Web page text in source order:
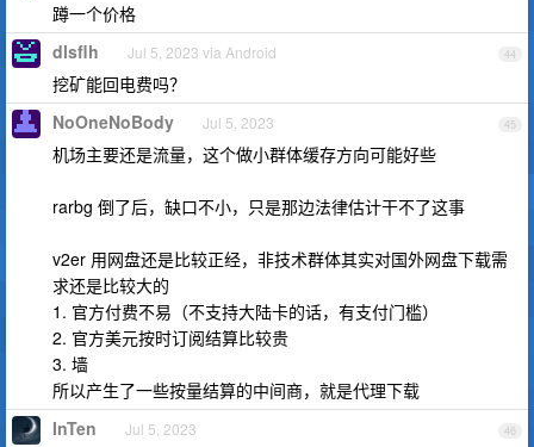
蹲一个价格
44
dlsflh Jul 5, 2023 via Android
挖矿能回电费吗？
45
NoOneNoBody Jul 5, 2023
机场主要还是流量，这个做小群体缓存方向可能好些
rarbg 倒了后，缺口不小，只是那边法律估计干不了这事
v2er 用网盘还是比较正经，非技术群体其实对国外网盘下载需
求还是比较大的
1. 官方付费不易（不支持大陆卡的话，有支付门槛）
2. 官方美元按时订阅结算比较贵
3. 墙
所以产生了一些按量结算的中间商，就是代理下载
46
InTen Jul 5, 2023